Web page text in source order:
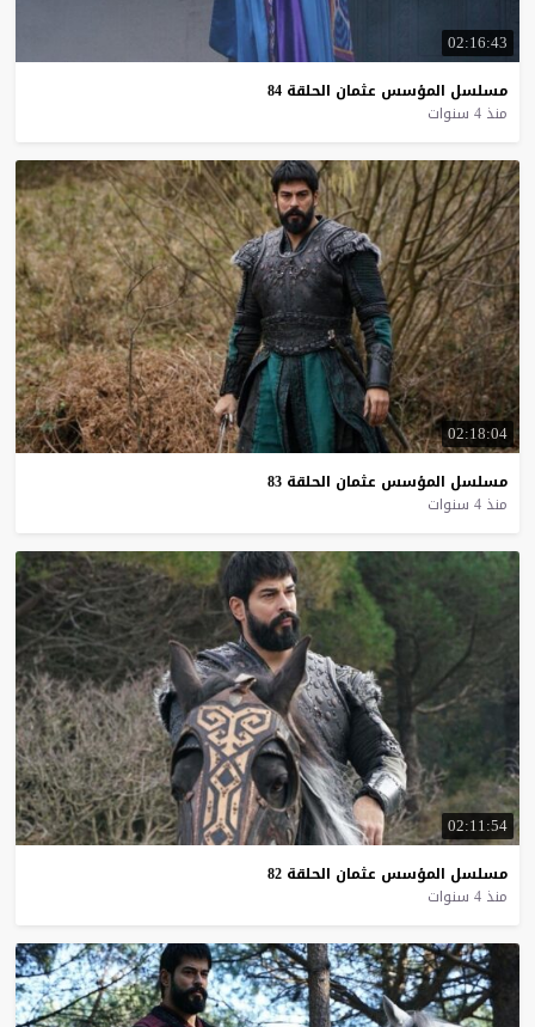
02:16:43
مسلسل المؤسس عثمان الحلقة 84
منذ 4 سنوات
02:18:04
مسلسل المؤسس عثمان الحلقة 83
منذ 4 سنوات
02:11:54
مسلسل المؤسس عثمان الحلقة 82
منذ 4 سنوات